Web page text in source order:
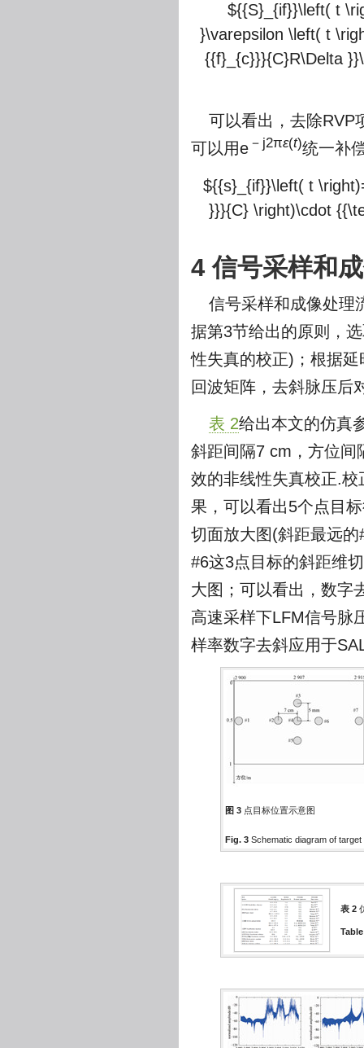
${{S}_{if}}\left( t
}\varepsilon \left( t
{{f}_{c}}}{C}R\Delta
可以看出，去除RVP
可以用e －j2πε(t)统一补
${{s}_{if}}\left( t
}}}{C} \right)\cdot
4 信号采样和
信号采样和成像处理
据第3节给出的原则，
性失真的校正)；根据
回波矩阵，去斜脉压后
表 2给出本文的仿真
斜距间隔7 cm，方位间
效的非线性失真校正.
果，可以看出5个点目
切面放大图(斜距最远
#6这3点目标的斜距维
大图；可以看出，数字
高速采样下LFM信号脉
样率数字去斜应用于
图 3 点目标位置示意图
Fig. 3 Schematic diagram of target
表 2